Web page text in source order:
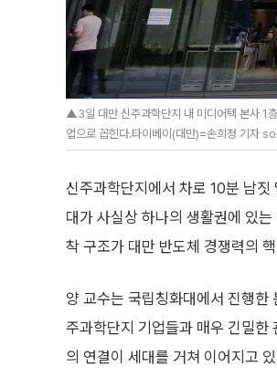
▲3일 대만 신주과학단지 내 미디어텍 본사 1
업으로 꼽힌다.타이베이(대만)=손희정 기자
신주과학단지에서 차로 10분 남
대가 사실상 하나의 생활권에 있
착 구조가 대만 반도체 경쟁력의
양 교수는 국립칭화대에서 진행한
주과학단지 기업들과 매우 긴밀한
의 연결이 세대를 거쳐 이어지고